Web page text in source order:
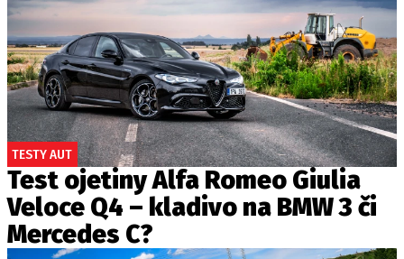
TESTY AUT
Test ojetiny Alfa Romeo Giulia
Veloce Q4 – kladivo na BMW 3 či
Mercedes C?